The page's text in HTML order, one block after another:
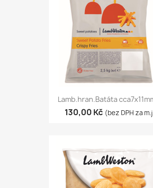
Lamb.hran.Batáta
130,00 Kč (bez DPH za